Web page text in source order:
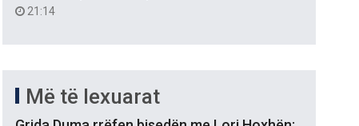
21:14
Më të lexuarat